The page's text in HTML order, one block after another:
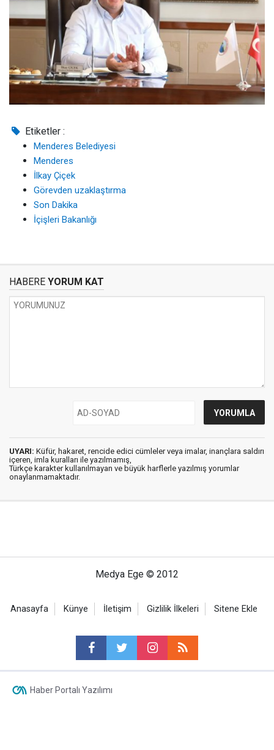
Etiketler :
Menderes Belediyesi
Menderes
İlkay Çiçek
Görevden uzaklaştırma
Son Dakika
İçişleri Bakanlığı
HABERE YORUM KAT
UYARI: Küfür, hakaret, rencide edici cümleler veya imalar, inançlara saldırı
içeren, imla kuralları ile yazılmamış,
Türkçe karakter kullanılmayan ve büyük harflerle yazılmış yorumlar
onaylanmamaktadır.
Medya Ege © 2012
Anasayfa Künye İletişim Gizlilik İlkeleri Sitene Ekle
Haber Portalı Yazılımı